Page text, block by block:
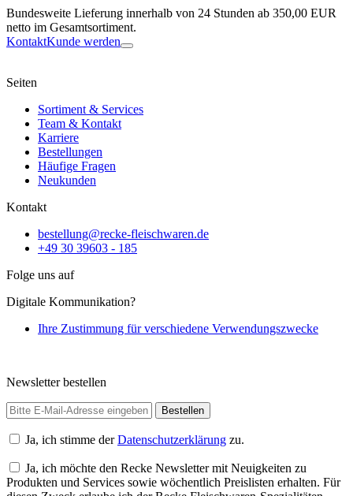
Bundesweite Lieferung innerhalb von 24 Stunden ab 350,00 EUR
netto im Gesamtsortiment.
KontaktKunde werden
Seiten
Sortiment & Services
Team & Kontakt
Karriere
Bestellungen
Häufige Fragen
Neukunden
Kontakt
bestellung@recke-fleischwaren.de
+49 30 39603 - 185
Folge uns auf
Digitale Kommunikation?
Ihre Zustimmung für verschiedene Verwendungszwecke
Newsletter bestellen
Ja, ich stimme derDatenschutzerklärung zu.
Ja, ich möchte den Recke Newsletter mit Neuigkeiten zu
Produkten und Services sowie wöchentlich Preislisten erhalten. Für